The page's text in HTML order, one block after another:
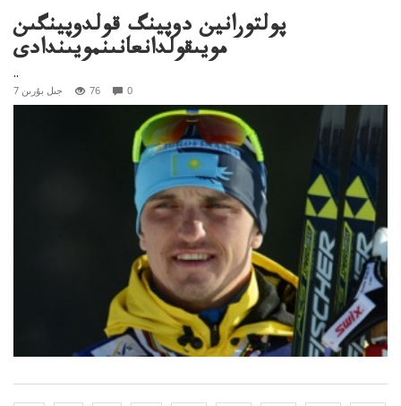
پولتورانين دوپينگ قولدوپينگىن
مويىقولدانعانىنمويىندادى
..
7 جىل بۇرىن 76 0